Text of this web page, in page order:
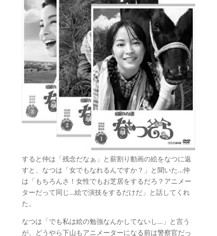
すると仲は「残念だなぁ」と薪割り動画の絵をなつに返
すと、なつは「女でもなれるんですか？」と聞いた…仲
は「もちろんさ！女性でもお芝居をするだろ？アニメー
ターだって同じ…絵で演技をするだけだ」と話してくれ
た。
なつは「でも私は絵の勉強なんかしてないし…」と言う
が、どうやら下山もアニメーターになる前は警察官だっ